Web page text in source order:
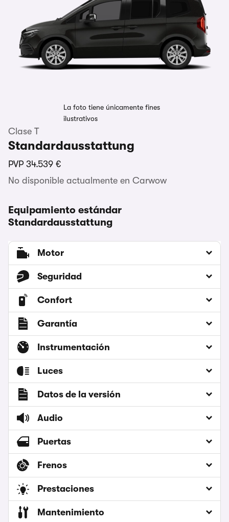
La foto tiene únicamente fines
ilustrativos
Clase T
Standardausstattung
PVP 34.539 €
No disponible actualmente en Carwow
Equipamiento estándar
Standardausstattung
Motor
Seguridad
Confort
Garantía
Instrumentación
Luces
Datos de la versión
Audio
Puertas
Frenos
Prestaciones
Mantenimiento